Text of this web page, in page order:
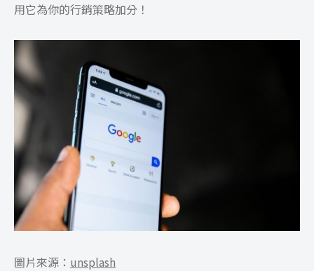
用它為你的行銷策略加分！
圖片來源： unsplash